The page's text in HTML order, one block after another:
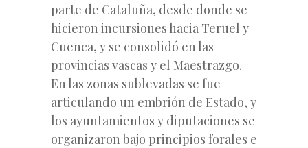
parte de Cataluña, desde donde se
hicieron incursiones hacia Teruel y
Cuenca, y se consolidó en las
provincias vascas y el Maestrazgo.
En las zonas sublevadas se fue
articulando un embrión de Estado, y
los ayuntamientos y diputaciones se
organizaron bajo principios forales e